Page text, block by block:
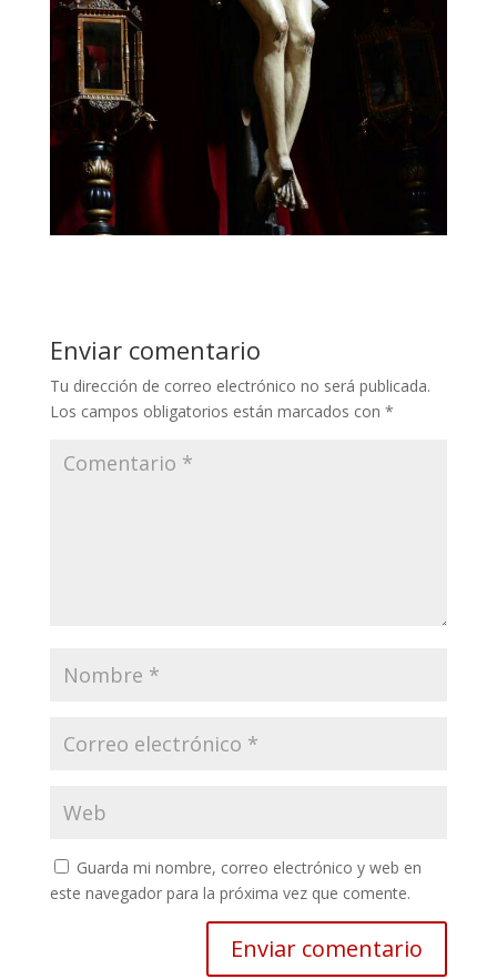
Enviar comentario
Tu dirección de correo electrónico no será publicada.
Los campos obligatorios están marcados con *
Guarda mi nombre, correo electrónico y web en
este navegador para la próxima vez que comente.